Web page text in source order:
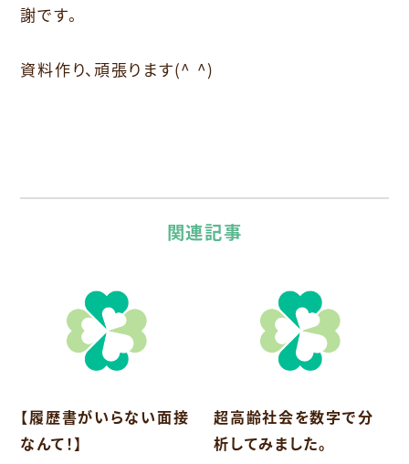
謝です。
資料作り、頑張ります(^ ^)
関連記事
【履歴書がいらない面接
なんて！】
超高齢社会を数字で分
析してみました。